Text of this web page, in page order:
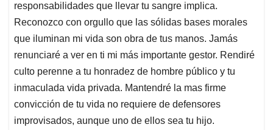
responsabilidades que llevar tu sangre implica.
Reconozco con orgullo que las sólidas bases morales
que iluminan mi vida son obra de tus manos. Jamás
renunciaré a ver en ti mi más importante gestor. Rendiré
culto perenne a tu honradez de hombre público y tu
inmaculada vida privada. Mantendré la mas firme
convicción de tu vida no requiere de defensores
improvisados, aunque uno de ellos sea tu hijo.